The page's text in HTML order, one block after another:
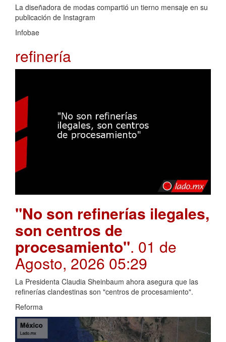
La diseñadora de modas compartió un tierno mensaje en su
publicación de Instagram
Infobae
refinería
"No son refinerías ilegales,
son centros de
procesamiento". 01 de
Agosto, 2026 05:29
La Presidenta Claudia Sheinbaum ahora asegura que las
refinerías clandestinas son "centros de procesamiento".
Reforma